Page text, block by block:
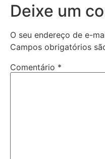
Deixe um
O seu endereço de e-
Campos obrigatórios
Comentário *